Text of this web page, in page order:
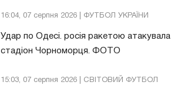
16:04, 07 серпня 2026 | ФУТБОЛ УКРАЇНИ
Удар по Одесі. росія ракетою атакувала
стадіон Чорноморця. ФОТО
15:03, 07 серпня 2026 | СВІТОВИЙ ФУТБОЛ